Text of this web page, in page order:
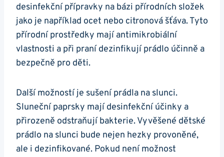
desinfekční přípravky na bázi přírodních složek
jako je například ocet nebo citronová šťáva. Tyto
přírodní prostředky mají antimikrobiální
vlastnosti a při praní dezinfikují prádlo účinně a
bezpečně pro děti.
Další možností je sušení prádla na slunci.
Sluneční paprsky mají desinfekční účinky a
přirozeně odstraňují bakterie. Vyvěšené dětské
prádlo na slunci bude nejen hezky provoněné,
ale i dezinfikované. Pokud není možnost